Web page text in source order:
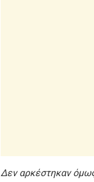
Δεν αρκέστηκαν